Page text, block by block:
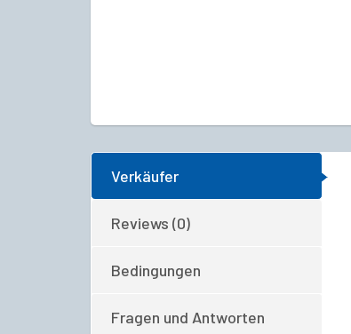
Verkäufer
Reviews (0)
Bedingungen
Fragen und Antworten